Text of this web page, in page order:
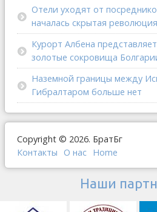
Отели уходят от
началась скрытая
Курорт Албена
золотые сокровища
Наземной границы между
Гибралтаром больше нет
Copyright © 2026. БратБг
Контакты
О наc Home
Наши